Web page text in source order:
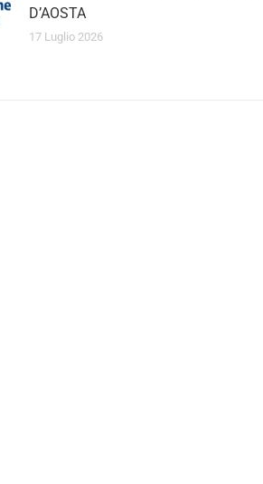
D’AOSTA
17 Luglio 2026
e le agevolazioni che